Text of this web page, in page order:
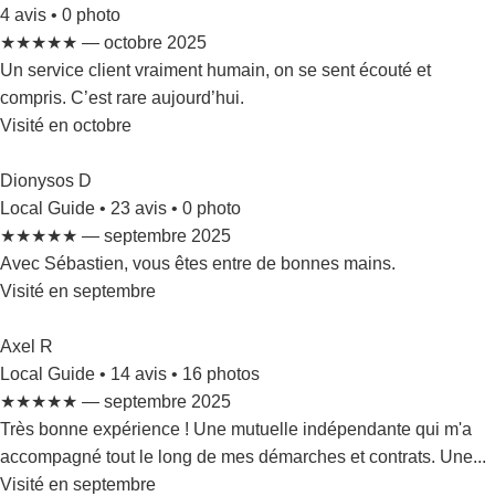
4 avis • 0 photo
★★★★★ — octobre 2025
Un service client vraiment humain, on se sent écouté et
compris. C’est rare aujourd’hui.
Visité en octobre
Dionysos D
Local Guide • 23 avis • 0 photo
★★★★★ — septembre 2025
Avec Sébastien, vous êtes entre de bonnes mains.
Visité en septembre
Axel R
Local Guide • 14 avis • 16 photos
★★★★★ — septembre 2025
Très bonne expérience ! Une mutuelle indépendante qui m'a
accompagné tout le long de mes démarches et contrats. Une...
Visité en septembre